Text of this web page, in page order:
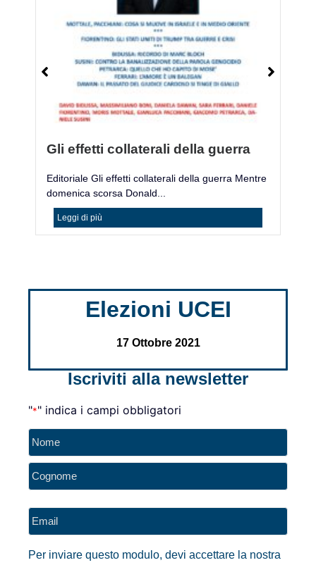
Gli effetti collaterali della guerra
Editoriale Gli effetti collaterali della guerra Mentre
domenica scorsa Donald...
Leggi di più
Elezioni UCEI
17 Ottobre 2021
Iscriviti alla newsletter
"*" indica i campi obbligatori
Nome
*
Email
*
Per inviare questo modulo, devi accettare la nostra